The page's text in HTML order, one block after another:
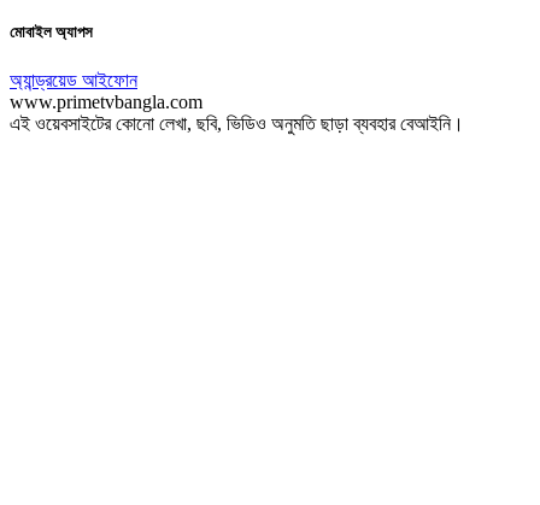
মোবাইল অ্যাপস
অ্যান্ড্রয়েড আইফোন
www.primetvbangla.com
এই ওয়েবসাইটের কোনো লেখা, ছবি, ভিডিও অনুমতি ছাড়া ব্যবহার বেআইনি।